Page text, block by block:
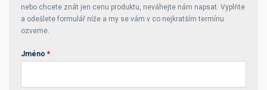
nebo chcete znát jen cenu produktu, neváhejte nám napsat. Vyplňte
a odešlete formulář níže a my se vám v co nejkratším termínu
ozveme.
Jméno *